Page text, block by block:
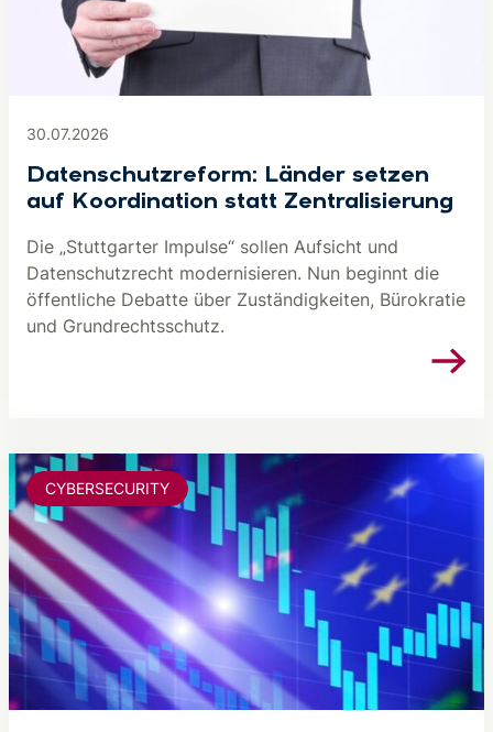
30.07.2026
Datenschutzreform: Länder setzen
auf Koordination statt Zentralisierung
Die „Stuttgarter Impulse“ sollen Aufsicht und
Datenschutzrecht modernisieren. Nun beginnt die
öffentliche Debatte über Zuständigkeiten, Bürokratie
und Grundrechtsschutz.
CYBERSECURITY